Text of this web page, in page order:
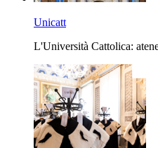
Unicatt
L'Università Cattolica: